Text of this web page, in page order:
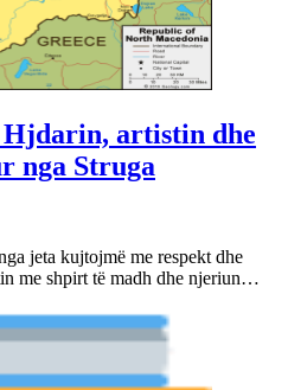
artistin dhe
nga Struga
jeta kujtojmë me respekt dhe
me shpirt të madh dhe njeriun…